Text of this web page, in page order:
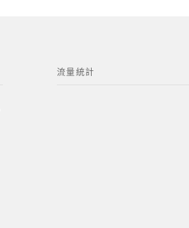
流量統計